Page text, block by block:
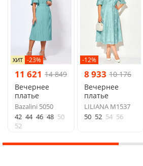
ХИТ -23%
11 621 14 849
Вечернее
платье
Bazalini 5050
42 44 46 48 50
52
-12%
8 933 10 176
Вечернее
платье
LILIANA М1537
50 52 54 56